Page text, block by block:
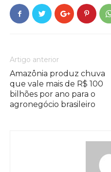
Artigo anterior
Amazônia produz chuva
que vale mais de R$ 100
bilhões por ano para o
agronegócio brasileiro